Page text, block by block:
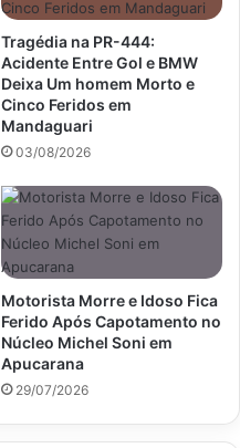
Tragédia na PR-444:
Acidente Entre Gol e BMW
Deixa Um homem Morto e
Cinco Feridos em
Mandaguari
03/08/2026
Motorista Morre e Idoso Fica
Ferido Após Capotamento no
Núcleo Michel Soni em
Apucarana
29/07/2026